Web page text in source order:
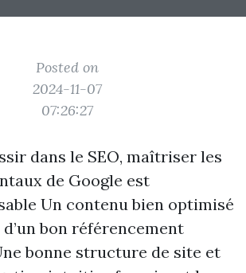
Posted on
2024-11-07
07:26:27
dans le SEO, maîtriser les
de Google est
Un contenu bien optimisé
bon référencement
bonne structure de site et